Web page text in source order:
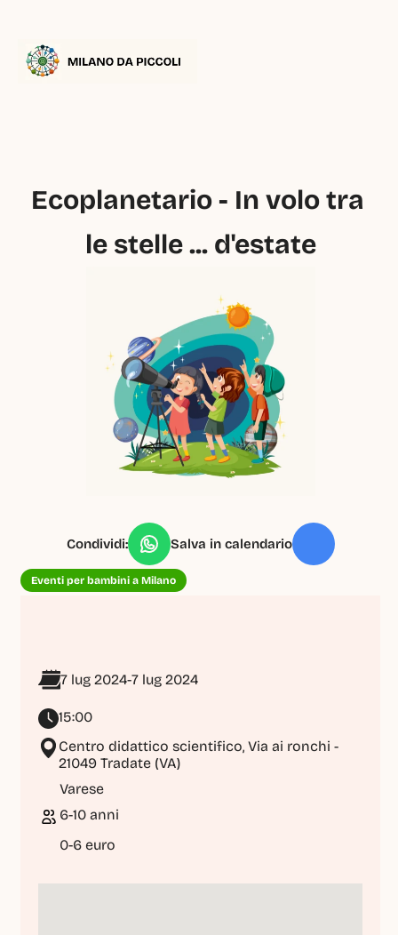
Ecoplanetario - In volo tra
le stelle ... d'estate
Condividi: Salva in calendario
Eventi per bambini a Milano
7 lug 2024-7 lug 2024
15:00
Centro didattico scientifico, Via ai ronchi -
21049 Tradate (VA)
Varese
6-10 anni
0-6 euro